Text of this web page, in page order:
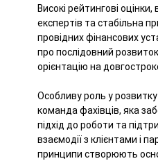
Високі рейтингові
експертів та стабільна
провідних фінансових
про послідовний
орієнтацію на
Особливу роль у розвитку
команда фахівців, яка
підхід до роботи та
взаємодії з клієнтами і
принципи створюють